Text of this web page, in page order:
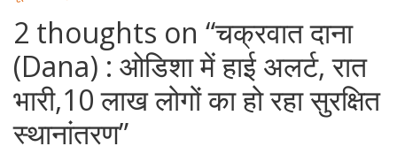
2 thoughts on “चक्रवात दाना
(Dana) : ओडिशा में हाई अलर्ट, रात
भारी,10 लाख लोगों का हो रहा सुरक्षित
स्थानांतरण”